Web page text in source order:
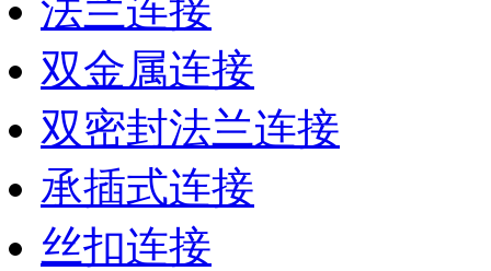
法兰连接
双金属连接
双密封法兰连接
承插式连接
丝扣连接